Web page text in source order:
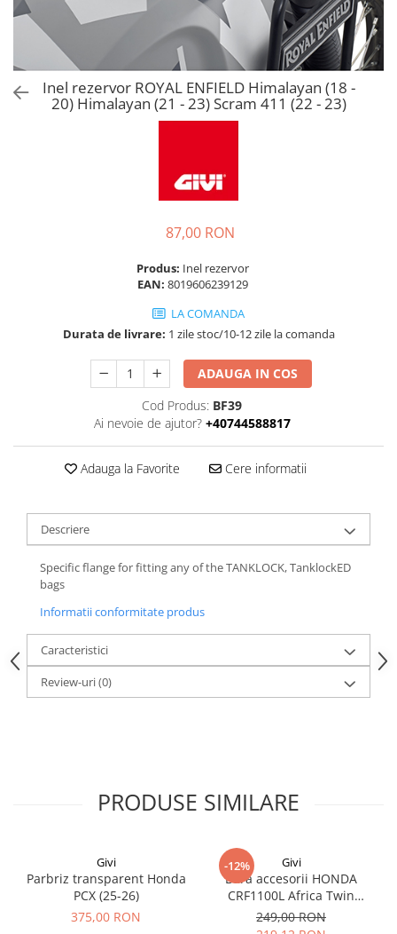
Inel rezervor ROYAL ENFIELD Himalayan (18 -
20) Himalayan (21 - 23) Scram 411 (22 - 23)
87,00 RON
Produs: Inel rezervor
EAN: 8019606239129
LA COMANDA
Durata de livrare: 1 zile stoc/10-12 zile la comanda
ADAUGA IN COS
Cod Produs: BF39
Ai nevoie de ajutor? +40744588817
Adauga la Favorite Cere informatii
Descriere
Specific flange for fitting any of the TANKLOCK, TanklockED
bags
Informatii conformitate produs
Caracteristici
Review-uri(0)
PRODUSE SIMILARE
Givi
Parbriz transparent Honda
PCX (25-26)
375,00 RON
-12% Givi
Bara accesorii HONDA
CRF1100L Africa Twin
Adventure Sports (20 - 23)
CRF1100L Africa Twin
249,00 RON